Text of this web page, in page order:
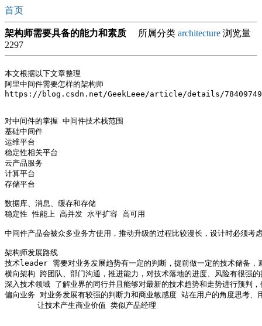
首页
架构师需要具备的能力和素质 所属分类 architecture 浏览量
2297
本文根据以下文章整理
阿里中间件需要怎样的架构师
https://blog.csdn.net/GeekLeee/article/details/78409749
对中间件的掌握 中间件技术栈范围
基础中间件
运维平台
稳定性相关平台
云产品服务
计算平台
存储平台
数据库、消息、缓存和存储
稳定性 性能上 高并发 水平扩容 高可用
中间件产品会被众多业务方使用，推动升级的过程比较漫长，设计时必须考
架构师发展路线
技术leader 需要对业务发展趋势有一定的判断，提前做一定的技术储备，
横向架构 跨团队、部门沟通，推进能力，对技术落地的进度、风险有很强的
深入技术领域 了解业界的同行并且能够对最新的技术趋势和走势进行预判
偏向业务 对业务发展有较强的判断力和商业敏感度 站在用户的角度思考、
       让技术产生商业价值 类似产品经理